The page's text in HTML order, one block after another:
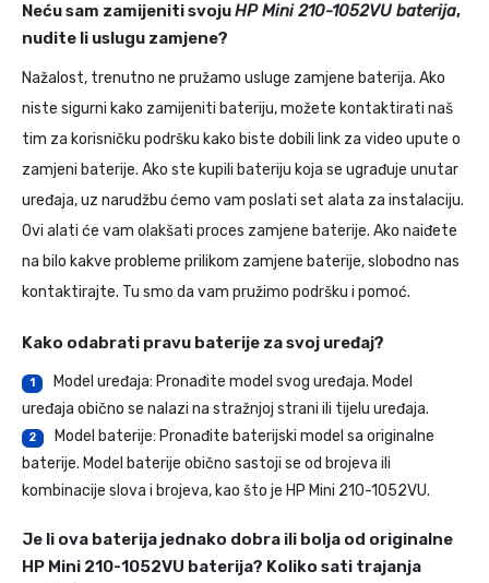
Neću sam zamijeniti svojuHP Mini 210-1052VU baterija,
nudite li uslugu zamjene?
Nažalost, trenutno ne pružamo usluge zamjene baterija. Ako
niste sigurni kako zamijeniti bateriju, možete kontaktirati naš
tim za korisničku podršku kako biste dobili link za video upute o
zamjeni baterije. Ako ste kupili bateriju koja se ugrađuje unutar
uređaja, uz narudžbu ćemo vam poslati set alata za instalaciju.
Ovi alati će vam olakšati proces zamjene baterije. Ako naiđete
na bilo kakve probleme prilikom zamjene baterije, slobodno nas
kontaktirajte. Tu smo da vam pružimo podršku i pomoć.
Kako odabrati pravu baterije za svoj uređaj?
1
Model uređaja: Pronađite model svog uređaja. Model
uređaja obično se nalazi na stražnjoj strani ili tijelu uređaja.
2
Model baterije: Pronađite baterijski model sa originalne
baterije. Model baterije obično sastoji se od brojeva ili
kombinacije slova i brojeva, kao što je HP Mini 210-1052VU.
Je li ova baterija jednako dobra ili bolja od originalne
HP Mini 210-1052VU baterija? Koliko sati trajanja